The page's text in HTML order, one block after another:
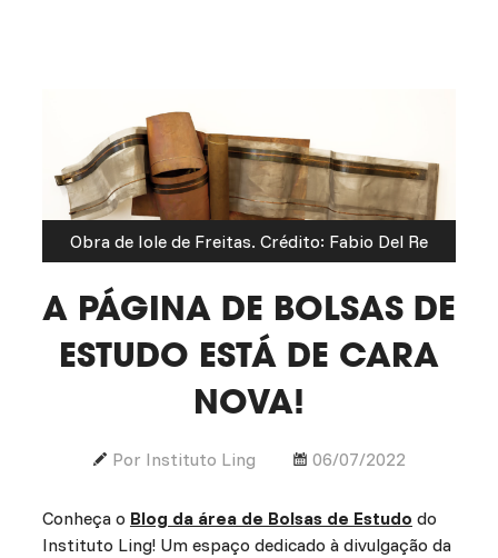
Obra de Iole de Freitas. Crédito: Fabio Del Re
A PÁGINA DE BOLSAS DE
ESTUDO ESTÁ DE CARA
NOVA!
Por Instituto Ling 06/07/2022
Conheça o Blog da área de Bolsas de Estudo do
Instituto Ling! Um espaço dedicado à divulgação da